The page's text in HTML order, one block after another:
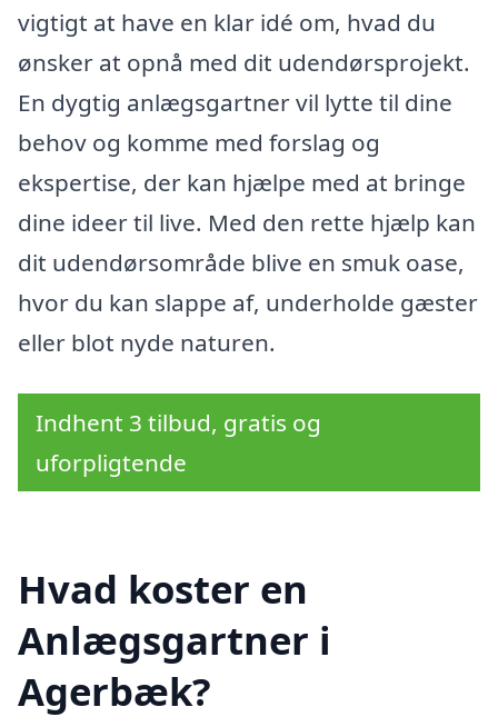
vigtigt at have en klar idé om, hvad du
ønsker at opnå med dit udendørsprojekt.
En dygtig anlægsgartner vil lytte til dine
behov og komme med forslag og
ekspertise, der kan hjælpe med at bringe
dine ideer til live. Med den rette hjælp kan
dit udendørsområde blive en smuk oase,
hvor du kan slappe af, underholde gæster
eller blot nyde naturen.
Indhent 3 tilbud, gratis og
uforpligtende
Hvad koster en
Anlægsgartner i
Agerbæk?